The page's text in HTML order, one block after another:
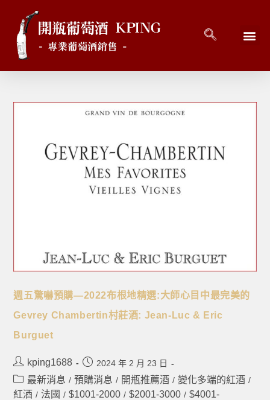
週五驚嚇預購—2022布根地精選:大師心目中最完美的
Gevrey Chambertin村莊酒: Jean-Luc & Eric
Burguet
kping1688 2024 年 2 月 23 日
最新消息 / 預購消息 / 開瓶推薦酒 / 變化多端的紅酒 /
紅酒 / 法國 / $1001-2000 / $2001-3000 / $4001-